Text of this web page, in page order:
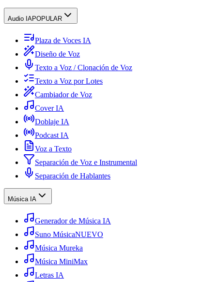
Audio IAPOPULAR
Plaza de Voces IA
Diseño de Voz
Texto a Voz / Clonación de Voz
Texto a Voz por Lotes
Cambiador de Voz
Cover IA
Doblaje IA
Podcast IA
Voz a Texto
Separación de Voz e Instrumental
Separación de Hablantes
Música IA
Generador de Música IA
Suno MúsicaNUEVO
Música Mureka
Música MiniMax
Letras IA